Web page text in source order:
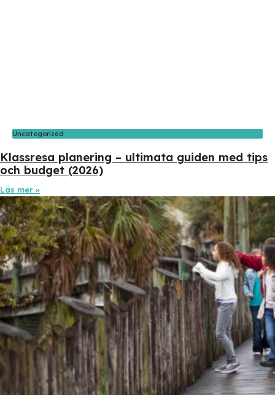
Uncategorized
Klassresa planering – ultimata guiden med tips
och budget (2026)
Läs mer »